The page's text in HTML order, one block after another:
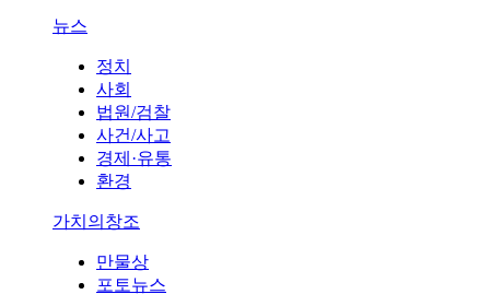
뉴스
정치
사회
법원/검찰
사건/사고
경제·유통
환경
가치의창조
만물상
포토뉴스